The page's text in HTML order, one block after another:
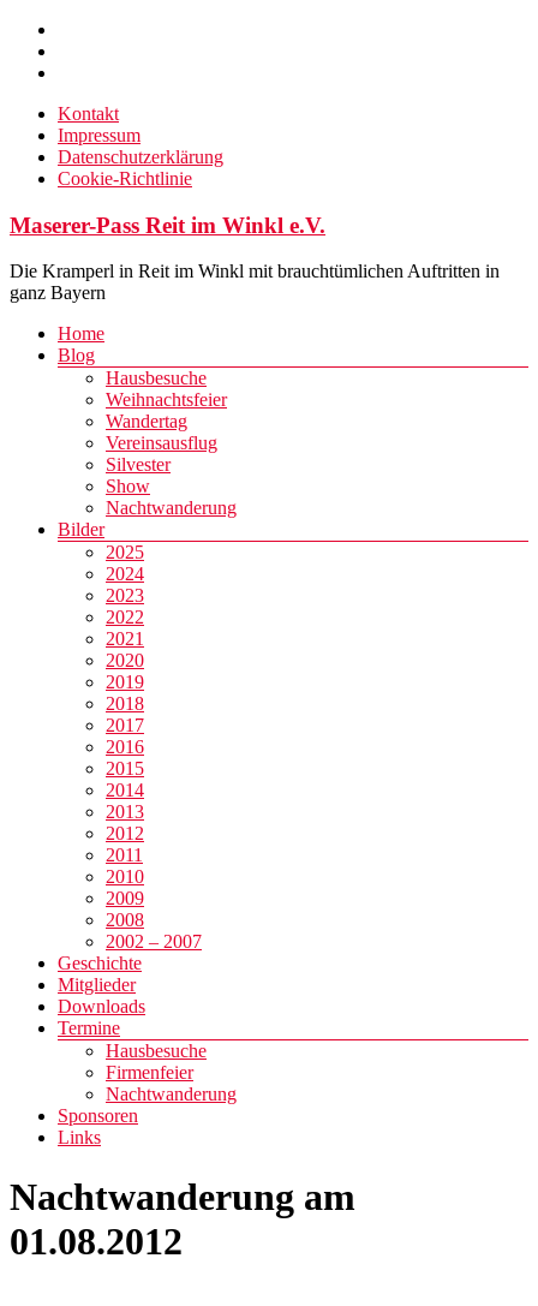
Zum
Inhalt
springen
Kontakt
Impressum
Datenschutzerklärung
Cookie-Richtlinie
Maserer-Pass Reit im Winkl e.V.
Die Kramperl in Reit im Winkl mit brauchtümlichen Auftritten in
ganz Bayern
Menü
Home
Blog
Hausbesuche
Weihnachtsfeier
Wandertag
Vereinsausflug
Silvester
Show
Nachtwanderung
Bilder
2025
2024
2023
2022
2021
2020
2019
2018
2017
2016
2015
2014
2013
2012
2011
2010
2009
2008
2002 – 2007
Geschichte
Mitglieder
Downloads
Termine
Hausbesuche
Firmenfeier
Nachtwanderung
Sponsoren
Links
Nachtwanderung am
01.08.2012